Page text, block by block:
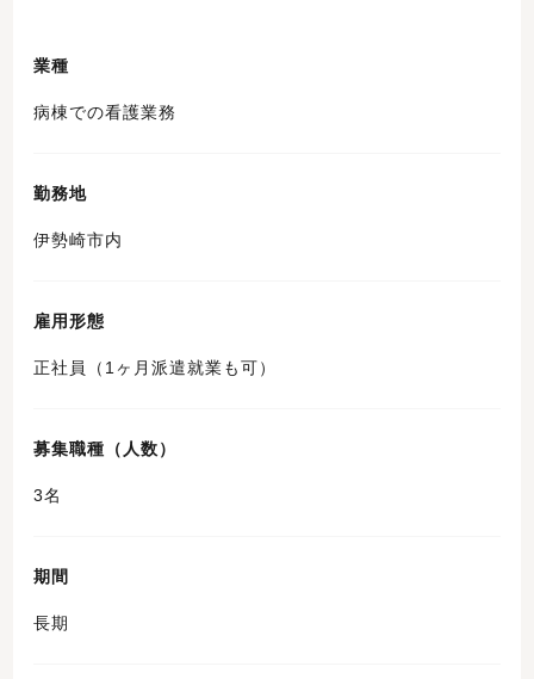
業種
病棟での看護業務
勤務地
伊勢崎市内
雇用形態
正社員（1ヶ月派遣就業も可）
募集職種（人数）
3名
期間
長期